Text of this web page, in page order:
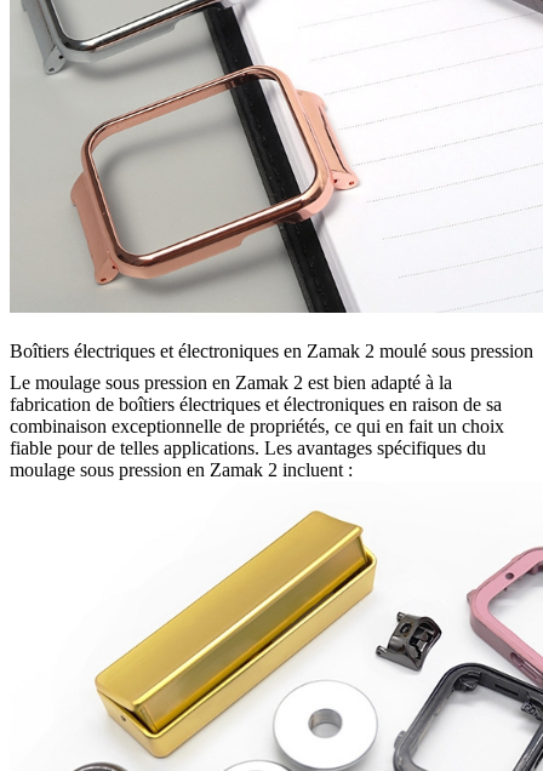
Boîtiers électriques et électroniques en Zamak 2 moulé sous pression
Le moulage sous pression en Zamak 2 est bien adapté à la
fabrication de boîtiers électriques et électroniques en raison de sa
combinaison exceptionnelle de propriétés, ce qui en fait un choix
fiable pour de telles applications. Les avantages spécifiques du
moulage sous pression en Zamak 2 incluent :